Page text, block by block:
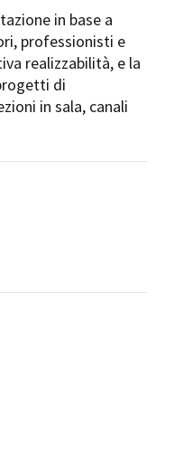
in base a
professionisti e
realizzabilità, e la
di
in sala, canali